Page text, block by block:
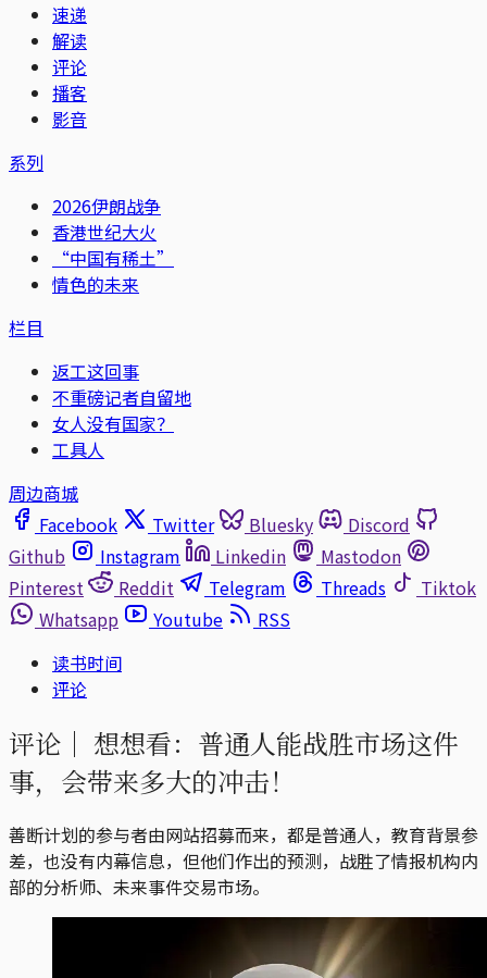
速递
解读
评论
播客
影音
系列
2026伊朗战争
香港世纪大火
“中国有稀土”
情色的未来
栏目
返工这回事
不重磅记者自留地
女人没有国家？
工具人
周边商城
Facebook
Twitter Bluesky
Discord
Github
Instagram Linkedin
Mastodon
Pinterest
Reddit Telegram Threads
Tiktok
Whatsapp
Youtube
RSS
读书时间
评论
评论｜ 想想看：普通人能战胜市场这件
事，会带来多大的冲击！
善断计划的参与者由网站招募而来，都是普通人，教育背景参
差，也没有内幕信息，但他们作出的预测，战胜了情报机构内
部的分析师、未来事件交易市场。